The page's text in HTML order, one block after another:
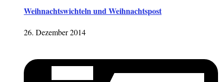
Weihnachtswichteln und Weihnachtspost
26. Dezember 2014